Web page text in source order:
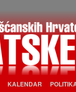
KALENDAR